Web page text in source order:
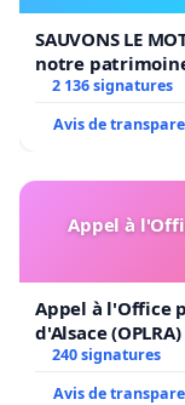
SAUVONS LE
notre
2 136 signatures
Avis de
Appel à
Appel à l'Office
d'Alsace (OPLRA)
240 signatures
Avis de